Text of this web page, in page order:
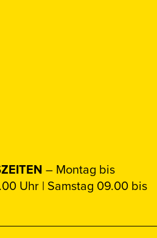
– Montag bis
Uhr | Samstag 09.00 bis